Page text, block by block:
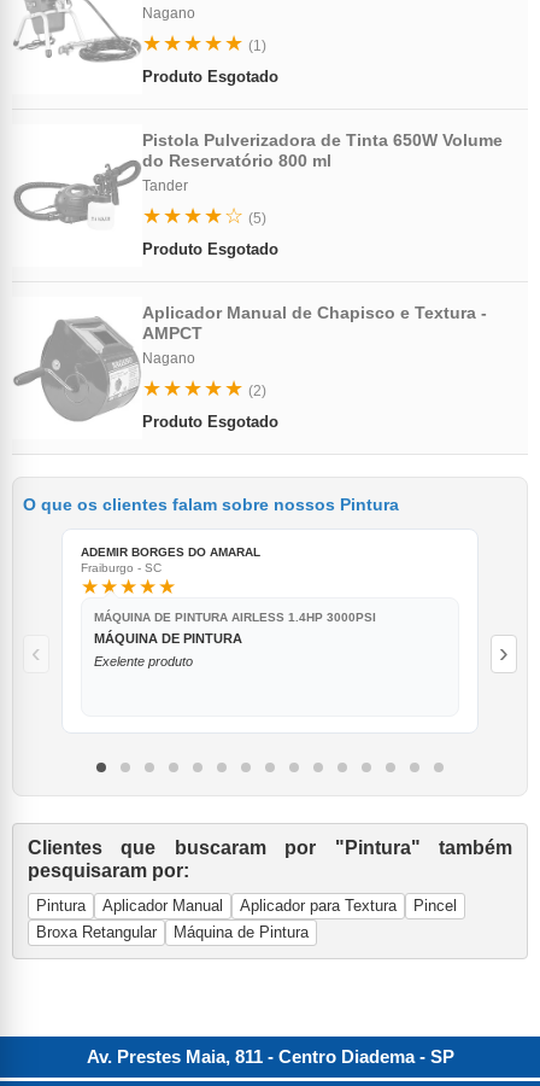
Nagano
★★★★★ (1)
Produto Esgotado
Pistola Pulverizadora de Tinta 650W Volume
do Reservatório 800 ml
Tander
★★★★☆ (5)
Produto Esgotado
Aplicador Manual de Chapisco e Textura -
AMPCT
Nagano
★★★★★ (2)
Produto Esgotado
O que os clientes falam sobre nossos Pintura
‹
ADEMIR BORGES DO AMARAL
Fraiburgo - SC
★★★★★
MÁQUINA DE PINTURA AIRLESS 1.4HP 3000PSI
MÁQUINA DE PINTURA
Exelente produto
›
Clientes que buscaram por "Pintura" também
pesquisaram por:
Pintura Aplicador Manual Aplicador para Textura
Pincel
Broxa Retangular
Máquina de Pintura
Av. Prestes Maia, 811 - Centro Diadema- SP